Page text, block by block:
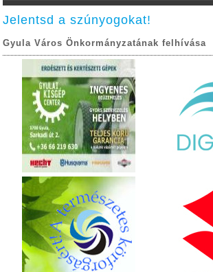
Jelentsd a szúnyogokat!
Gyula Város Önkormányzatának felhívása